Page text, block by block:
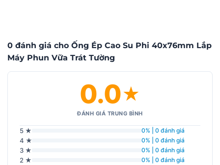
0 đánh giá cho Ống Ép Cao Su Phi 40x76mm Lắp
Máy Phun Vữa Trát Tường
0.0★
ĐÁNH GIÁ TRUNG BÌNH
5 ★ 0% | 0 đánh giá
4 ★ 0% | 0 đánh giá
3 ★ 0% | 0 đánh giá
2 ★ 0% | 0 đánh giá